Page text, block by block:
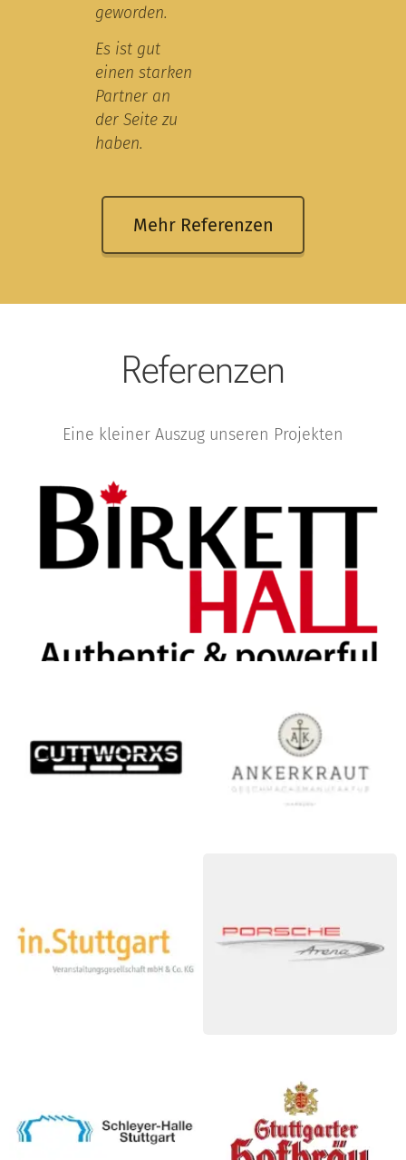
geworden.
Es ist gut
einen starken
Partner an
der Seite zu
haben.
Mehr Referenzen
Referenzen
Eine kleiner Auszug unseren Projekten